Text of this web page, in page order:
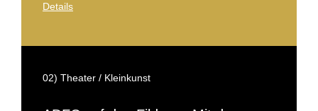
Details
02) Theater / Kleinkunst